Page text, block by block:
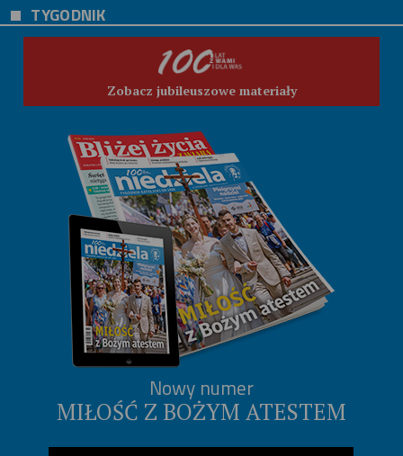
TYGODNIK
Zobacz jubileuszowe materiały
Nowy numer
MIŁOŚĆ Z BOŻYM ATESTEM